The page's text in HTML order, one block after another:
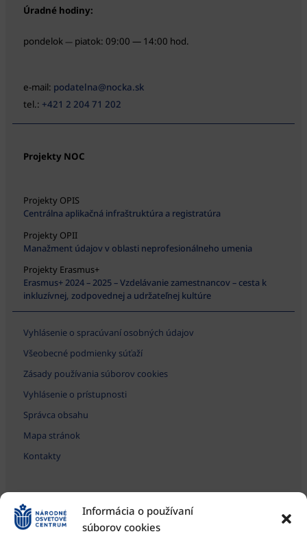
Informácia o používaní
súborov cookies
Úradné hodiny:
pondelok — piatok: 09:00 — 14:00 hod.
e-mail: podatelna@nocka.sk
tel.: +421 2 204 71 202
Projekty NOC
Projekty OPIS
Centrálna aplikačná infraštruktúra a registratúra
Projekty OPII
Manažment údajov v oblasti neprofesionálneho umenia
Projekty Erasmus+
Erasmus+ 2024 – 2025 – Vzdelávanie zamestnancov – cesta k
inkluzívnej, zodpovednej a udržateľnej kultúre
Vyhlásenie o spracúvaní osobných údajov
Všeobecné podmienky súťaží
Zásady používania súborov cookies
Vyhlásenie o prístupnosti
Správca obsahu
Mapa stránok
Kontakty